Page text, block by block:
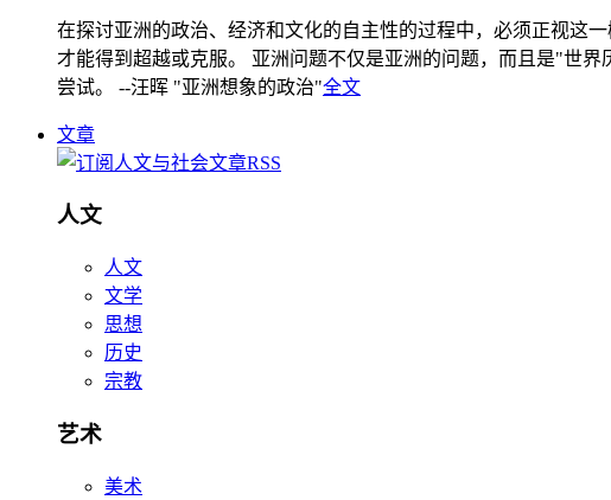
在探讨亚洲的政治、经济和文化的自主性的过程中，必须正视这
才能得到超越或克服。 亚洲问题不仅是亚洲的问题，而且是"世
尝试。 --汪晖 "亚洲想象的政治"全文
文章
人文
人文
文学
思想
历史
宗教
艺术
美术